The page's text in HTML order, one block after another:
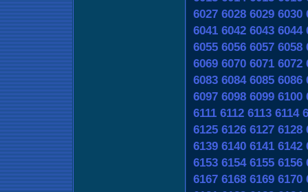
6027 6028 6029 6030
6041 6042 6043 6044
6055 6056 6057 6058
6069 6070 6071 6072
6083 6084 6085 6086
6097 6098 6099 6100
6111 6112 6113 6114
6125 6126 6127 6128
6139 6140 6141 6142
6153 6154 6155 6156
6167 6168 6169 6170